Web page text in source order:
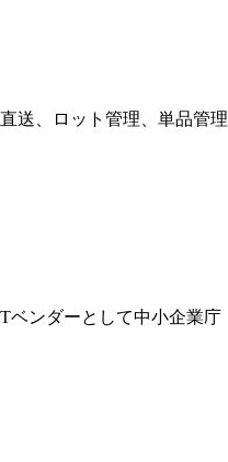
送、ロット管理、単品管理
ベンダーとして中小企業庁